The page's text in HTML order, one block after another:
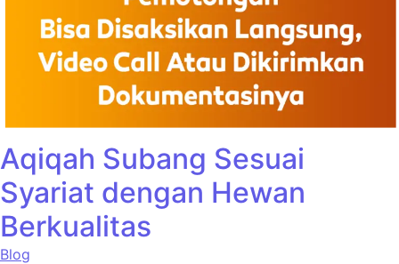
Aqiqah Subang Sesuai
Syariat dengan Hewan
Berkualitas
Blog